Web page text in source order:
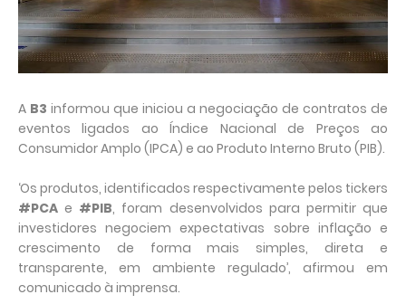
A B3 informou que iniciou a negociação ‌de contratos de
eventos ligados ao Índice Nacional de Preços ao
Consumidor ‌Amplo (IPCA) e ao Produto Interno Bruto (PIB).
‘Os produtos, identificados respectivamente pelos tickers
#PCA e #PIB, foram desenvolvidos para permitir que
investidores negociem expectativas sobre inflação ⁠e
‌crescimento de forma mais simples, direta ⁠e
transparente, em ambiente regulado’, afirmou em
comunicado à imprensa.